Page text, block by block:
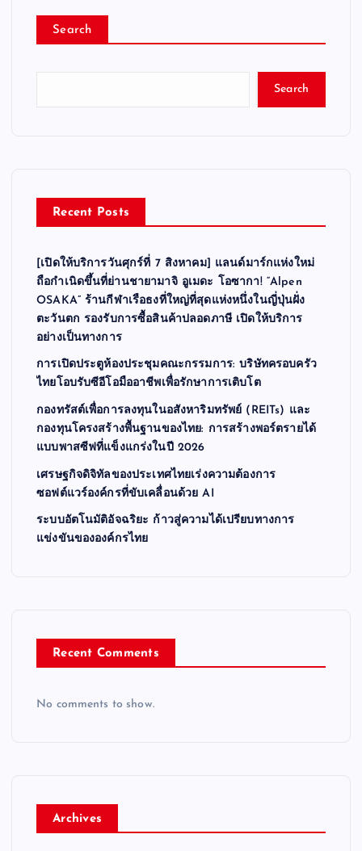
Search
Search
Recent Posts
[เปิดให้บริการวันศุกร์ที่ 7 สิงหาคม] แลนด์มาร์กแห่งใหม่
ถือกำเนิดขึ้นที่ย่านชายามาจิ อูเมดะ โอซากา! “Alpen
OSAKA” ร้านกีฬาเรือธงที่ใหญ่ที่สุดแห่งหนึ่งในญี่ปุ่นฝั่ง
ตะวันตก รองรับการซื้อสินค้าปลอดภาษี เปิดให้บริการ
อย่างเป็นทางการ
การเปิดประตูห้องประชุมคณะกรรมการ: บริษัทครอบครัว
ไทยโอบรับซีอีโอมืออาชีพเพื่อรักษาการเติบโต
กองทรัสต์เพื่อการลงทุนในอสังหาริมทรัพย์ (REITs) และ
กองทุนโครงสร้างพื้นฐานของไทย: การสร้างพอร์ตรายได้
แบบพาสซีฟที่แข็งแกร่งในปี 2026
เศรษฐกิจดิจิทัลของประเทศไทยเร่งความต้องการ
ซอฟต์แวร์องค์กรที่ขับเคลื่อนด้วย AI
ระบบอัตโนมัติอัจฉริยะ ก้าวสู่ความได้เปรียบทางการ
แข่งขันขององค์กรไทย
Recent Comments
No comments to show.
Archives